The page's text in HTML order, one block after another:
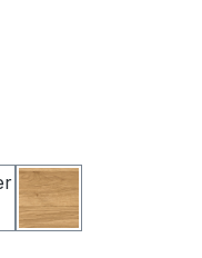
Wildeiche